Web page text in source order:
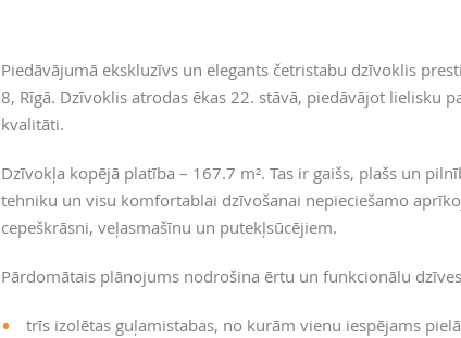
Piedāvājumā ekskluzīvs un elegants četristabu dzīvoklis
8, Rīgā. Dzīvoklis atrodas ēkas 22. stāvā, piedāvājot lielisku
kvalitāti.
Dzīvokļa kopējā platība – 167.7 m². Tas ir gaišs, plašs un
tehniku un visu komfortablai dzīvošanai nepieciešamo
cepeškrāsni, veļasmašīnu un putekļsūcējiem.
Pārdomātais plānojums nodrošina ērtu un funkcionālu
trīs izolētas guļamistabas, no kurām vienu iespējams